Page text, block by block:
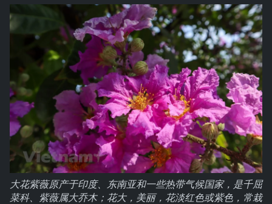
大花紫薇原产于印度、东南亚和一些热带气候国家，是千屈
菜科、紫薇属大乔木；花大，美丽，花淡红色或紫色，常栽